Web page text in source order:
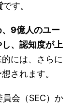
です。
9億人のユー
、認知度が上
には、さらに
されます。
会（SEC）か